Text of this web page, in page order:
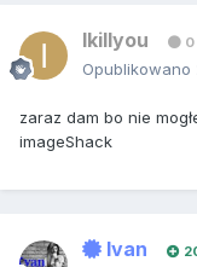
Ikillyou 0
Opublikowano
zaraz dam bo nie
imageShack
Ivan